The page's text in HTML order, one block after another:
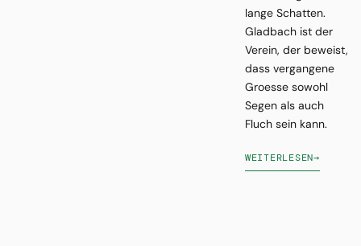
lange Schatten.
Gladbach ist der
Verein, der beweist,
dass vergangene
Groesse sowohl
Segen als auch
Fluch sein kann.
WEITERLESEN→